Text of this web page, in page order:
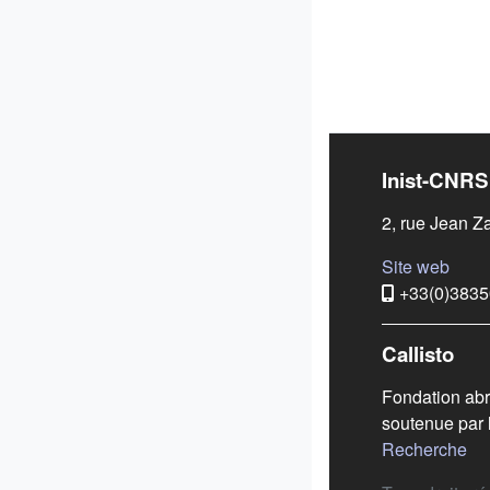
Inist-CNRS
2, rue Jean
Site web
Callisto
Fondation
soutenue par
Recherche